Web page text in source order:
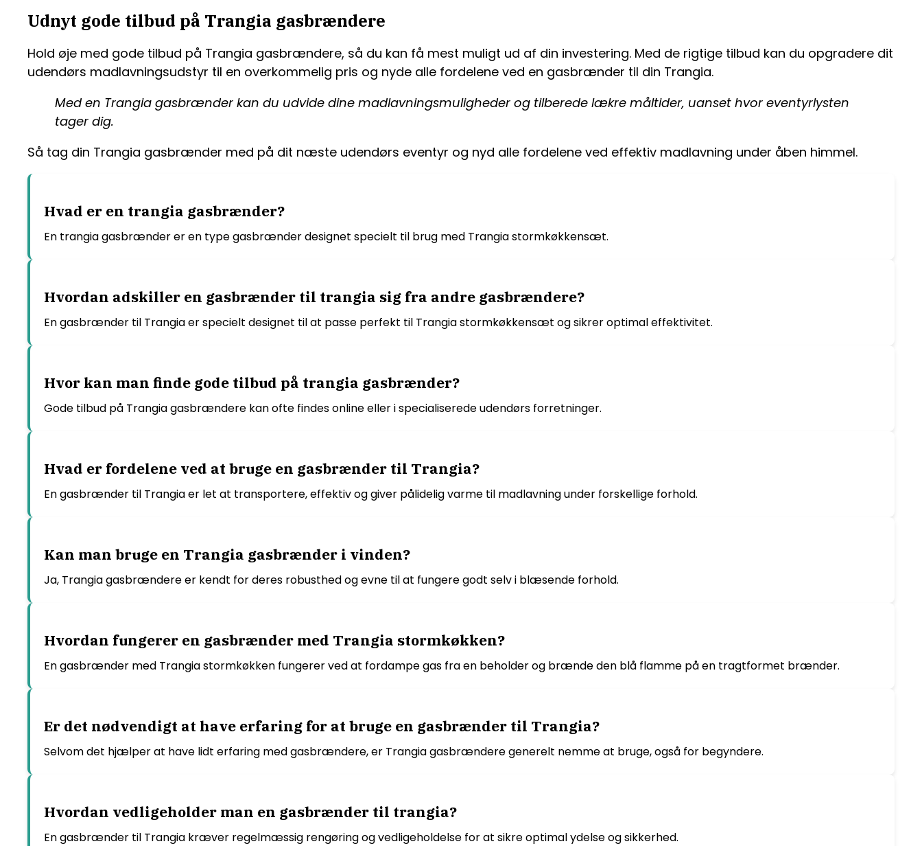
Udnyt gode tilbud på Trangia gasbrændere
Hold øje med gode tilbud på Trangia gasbrændere, så du kan få mest muligt ud af din investering. Med de rigtige tilbud kan du opgradere dit
udendørs madlavningsudstyr til en overkommelig pris og nyde alle fordelene ved en gasbrænder til din Trangia.
Med en Trangia gasbrænder kan du udvide dine madlavningsmuligheder og tilberede lækre måltider, uanset hvor eventyrlysten
tager dig.
Så tag din Trangia gasbrænder med på dit næste udendørs eventyr og nyd alle fordelene ved effektiv madlavning under åben himmel.
Hvad er en trangia gasbrænder?
En trangia gasbrænder er en type gasbrænder designet specielt til brug med Trangia stormkøkkensæt.
Hvordan adskiller en gasbrænder til trangia sig fra andre gasbrændere?
En gasbrænder til Trangia er specielt designet til at passe perfekt til Trangia stormkøkkensæt og sikrer optimal effektivitet.
Hvor kan man finde gode tilbud på trangia gasbrænder?
Gode tilbud på Trangia gasbrændere kan ofte findes online eller i specialiserede udendørs forretninger.
Hvad er fordelene ved at bruge en gasbrænder til Trangia?
En gasbrænder til Trangia er let at transportere, effektiv og giver pålidelig varme til madlavning under forskellige forhold.
Kan man bruge en Trangia gasbrænder i vinden?
Ja, Trangia gasbrændere er kendt for deres robusthed og evne til at fungere godt selv i blæsende forhold.
Hvordan fungerer en gasbrænder med Trangia stormkøkken?
En gasbrænder med Trangia stormkøkken fungerer ved at fordampe gas fra en beholder og brænde den blå flamme på en tragtformet brænder.
Er det nødvendigt at have erfaring for at bruge en gasbrænder til Trangia?
Selvom det hjælper at have lidt erfaring med gasbrændere, er Trangia gasbrændere generelt nemme at bruge, også for begyndere.
Hvordan vedligeholder man en gasbrænder til trangia?
En gasbrænder til Trangia kræver regelmæssig rengøring og vedligeholdelse for at sikre optimal ydelse og sikkerhed.